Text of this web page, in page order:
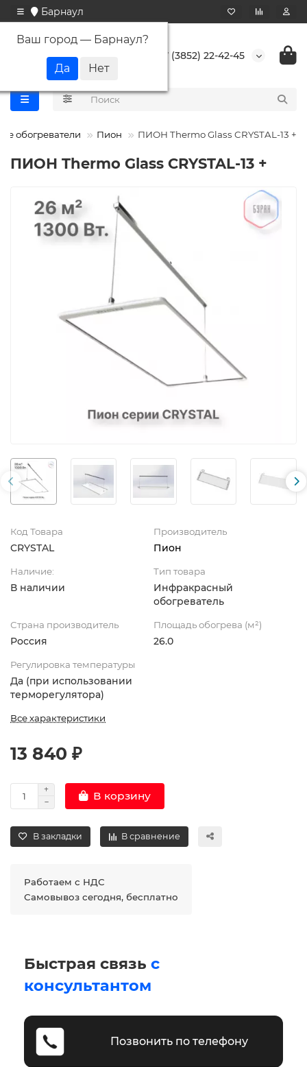
Барнаул
Ваш город — Барнаул?
+7 (3852) 22-42-45
обогреватели Пион ПИОН Thermo Glass CRYSTAL-13 +
ПИОН Thermo Glass CRYSTAL-13 +
Код Товара
CRYSTAL
Производитель
Пион
Наличие:
В наличии
Тип товара
Инфракрасный
обогреватель
Страна производитель
Россия
Площадь обогрева (м²)
26.0
Регулировка температуры
Да (при использовании
терморегулятора)
Все характеристики
13 840 ₽
В корзину
В закладки В сравнение
Работаем с НДС
Самовывоз сегодня, бесплатно
Быстрая связь с
консультантом
Позвонить по телефону